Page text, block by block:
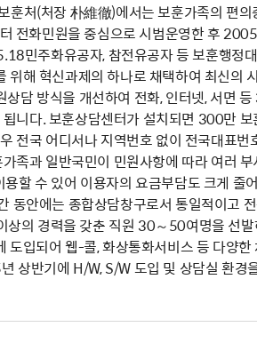
처(처장 朴維徹)에서는 보훈가족의 편
전화민원을 중심으로 시범운영한 후
민주화유공자, 참전유공자 등 보훈행정
해 혁신과제의 하나로 채택하여 최신의
담 방식을 개선하여 전화, 인터넷, 서면
니다. 보훈상담센터가 설치되면 300만
전국 어디서나 지역번호 없이 전국대표
족과 일반국민이 민원사항에 따라 여러
할 수 있어 이용자의 요금부담도 크게
동안에는 종합상담창구로서 통일적이고
의 경력을 갖춘 직원 30～50여명을 선
도입되어 웹-콜, 화상통화서비스 등 다
상반기에 H/W, S/W 도입 및 상담실 환경